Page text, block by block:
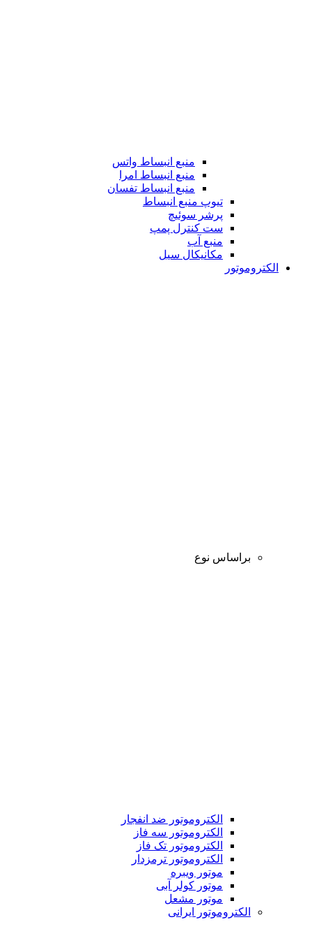
منبع انبساط واتس
منبع انبساط امرا
منبع انبساط تفسان
تیوپ منبع انبساط
پرشر سوئیچ
ست کنترل پمپ
منبع آب
مکانیکال سیل
الکتروموتور
براساس نوع
الکتروموتور ضد انفجار
الکتروموتور سه فاز
الکتروموتور تک فاز
الکتروموتور ترمزدار
موتور ویبره
موتور کولر آبی
موتور مشعل
الکتروموتور ایرانی